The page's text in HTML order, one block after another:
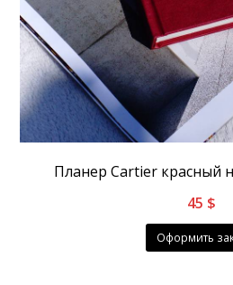
Планер Сartier красный
45 $
Оформить